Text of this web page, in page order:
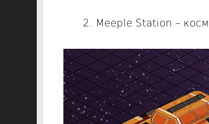
2. Meeple Station –